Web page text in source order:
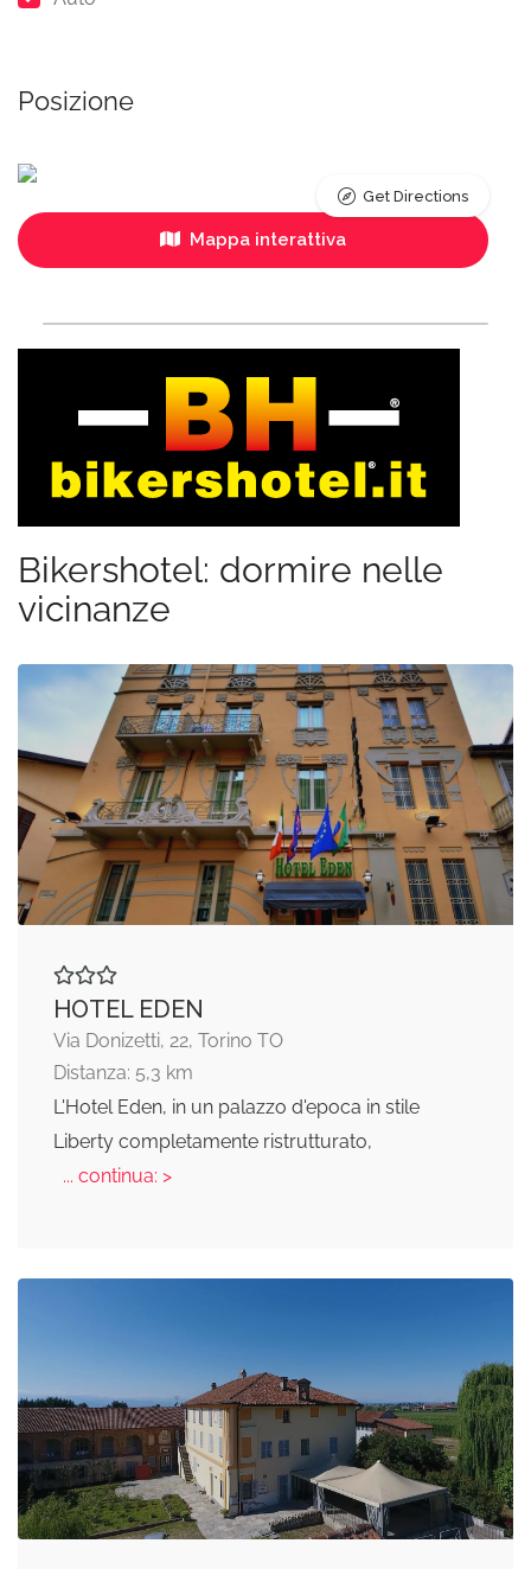
Posizione
Mappa interattiva
Get Directions
Bikershotel: dormire nelle
vicinanze
HOTEL EDEN
Via Donizetti, 22, Torino TO
Distanza: 5,3 km
L'Hotel Eden, in un palazzo d'epoca in stile
Liberty completamente ristrutturato,
... continua: >